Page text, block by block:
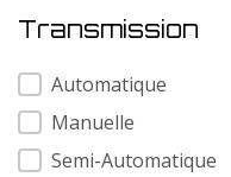
Transmission
Transmission
Automatique
Manuelle
Semi-Automatique